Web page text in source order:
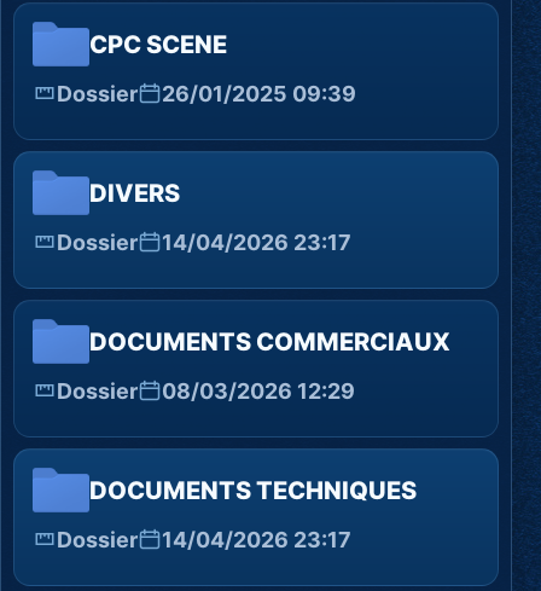
CPC SCENE
Dossier 26/01/2025 09:39
DIVERS
Dossier 14/04/2026 23:17
DOCUMENTS COMMERCIAUX
Dossier 08/03/2026 12:29
DOCUMENTS TECHNIQUES
Dossier 14/04/2026 23:17